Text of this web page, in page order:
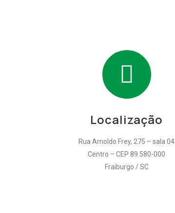
Localização
Rua Arnoldo Frey, 275 – sala 04
Centro – CEP 89.580-000
Fraiburgo / SC